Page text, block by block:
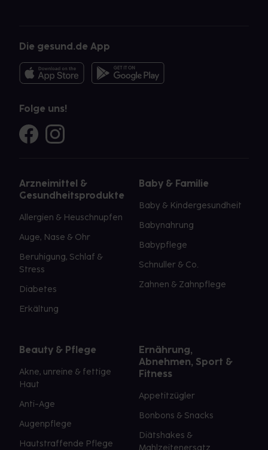
Die gesund.de App
Folge uns!
Arzneimittel &
Gesundheitsprodukte
Allergien & Heuschnupfen
Auge, Nase & Ohr
Beruhigung, Schlaf &
Stress
Diabetes
Erkältung
Baby & Familie
Baby & Kindergesundheit
Babynahrung
Babypflege
Schnuller & Co.
Zahnen & Zahnpflege
Beauty & Pflege
Akne, unreine & fettige
Haut
Anti-Age
Augenpflege
Hautstraffende Pflege
Ernährung,
Abnehmen, Sport &
Fitness
Appetitzügler
Bonbons & Snacks
Diätshakes &